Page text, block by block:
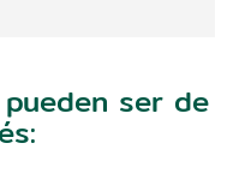
ser de